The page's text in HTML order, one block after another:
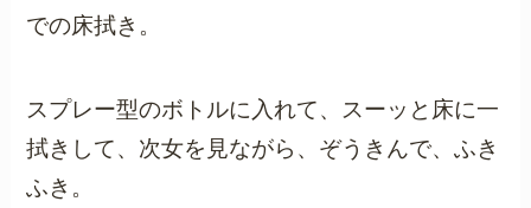
での床拭き。
スプレー型のボトルに入れて、スーッと床に一
拭きして、次女を見ながら、ぞうきんで、ふき
ふき。